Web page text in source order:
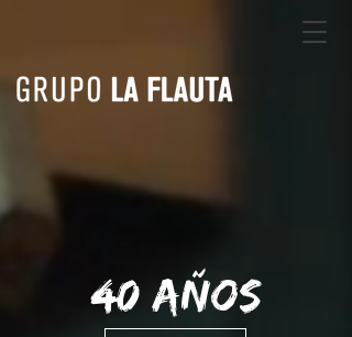
40 AÑOS